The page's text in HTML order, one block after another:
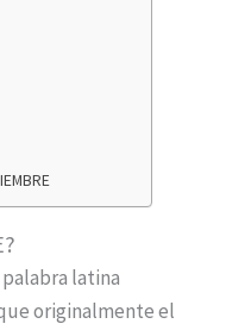
latina
originalmente el